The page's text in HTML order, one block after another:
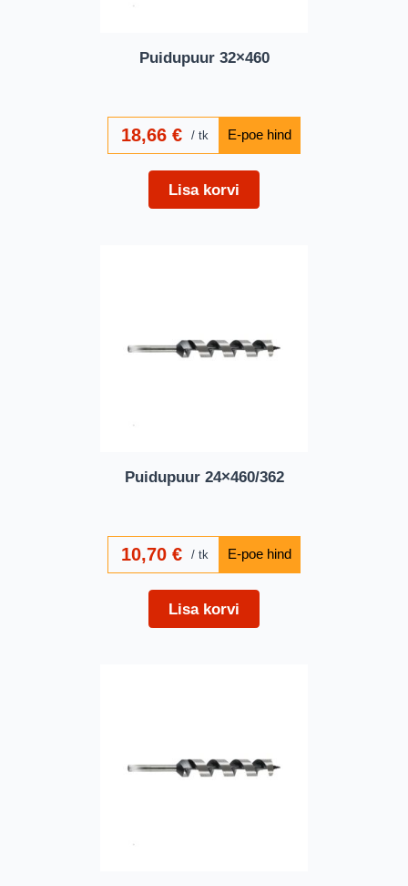
Puidupuur 32×460
18,66 € tk
Lisa korvi
Puidupuur 24×460/362
10,70 € tk
Lisa korvi